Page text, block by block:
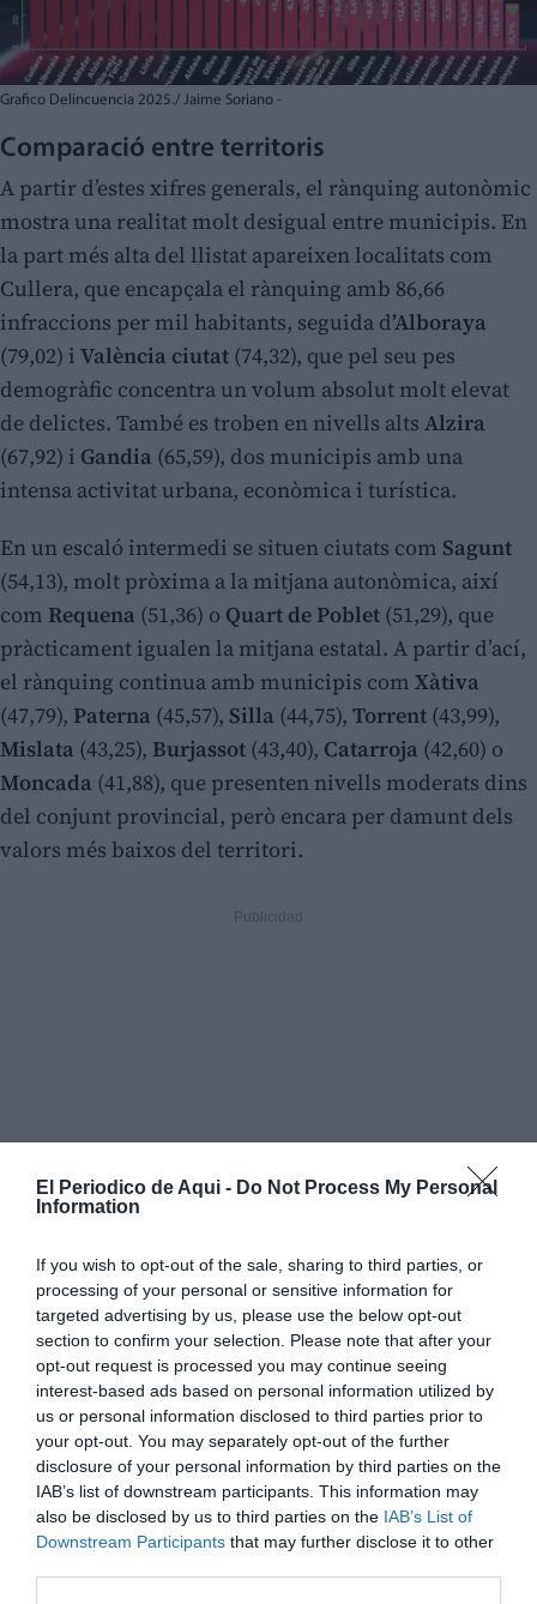
El Periodico de Aqui - Do Not Process My Personal
Information
If you wish to opt-out of the sale, sharing to third parties, or
processing of your personal or sensitive information for
targeted advertising by us, please use the below opt-out
section to confirm your selection. Please note that after your
opt-out request is processed you may continue seeing
interest-based ads based on personal information utilized by
us or personal information disclosed to third parties prior to
your opt-out. You may separately opt-out of the further
disclosure of your personal information by third parties on the
IAB’s list of downstream participants. This information may
also be disclosed by us to third parties on the IAB’s List of
Downstream Participants that may further disclose it to other
Grafico Delincuencia 2025./ Jaime Soriano -
Comparació entre territoris
A partir d’estes xifres generals, el rànquing autonòmic
mostra una realitat molt desigual entre municipis. En
la part més alta del llistat apareixen localitats com
Cullera, que encapçala el rànquing amb 86,66
infraccions per mil habitants, seguida d’Alboraya
(79,02) i València ciutat (74,32), que pel seu pes
demogràfic concentra un volum absolut molt elevat
de delictes. També es troben en nivells alts Alzira
(67,92) i Gandia (65,59), dos municipis amb una
intensa activitat urbana, econòmica i turística.
En un escaló intermedi se situen ciutats com Sagunt
(54,13), molt pròxima a la mitjana autonòmica, així
com Requena (51,36) o Quart de Poblet (51,29), que
pràcticament igualen la mitjana estatal. A partir d’ací,
el rànquing continua amb municipis com Xàtiva
(47,79), Paterna (45,57), Silla (44,75), Torrent (43,99),
Mislata (43,25), Burjassot (43,40), Catarroja (42,60) o
Moncada (41,88), que presenten nivells moderats dins
del conjunt provincial, però encara per damunt dels
valors més baixos del territori.